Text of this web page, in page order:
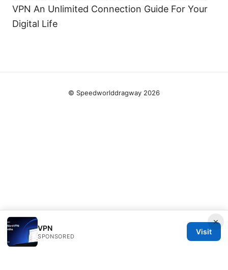
VPN An Unlimited Connection Guide For Your
Digital Life
×
VPN
SPONSORED
Visit
© Speedworlddragway 2026